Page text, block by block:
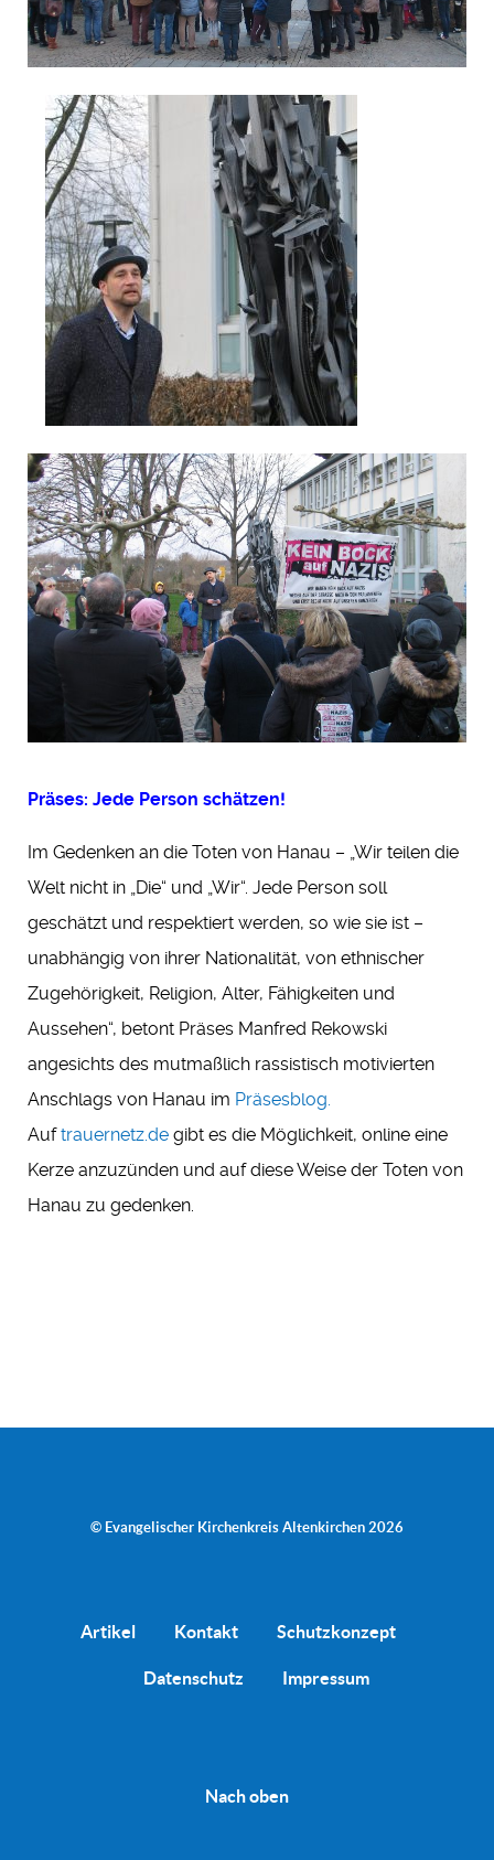
Präses: Jede Person schätzen!
Im Gedenken an die Toten von Hanau – „Wir teilen die
Welt nicht in „Die“ und „Wir“. Jede Person soll
geschätzt und respektiert werden, so wie sie ist –
unabhängig von ihrer Nationalität, von ethnischer
Zugehörigkeit, Religion, Alter, Fähigkeiten und
Aussehen“, betont Präses Manfred Rekowski
angesichts des mutmaßlich rassistisch motivierten
Anschlags von Hanau im Präsesblog.
Auftrauernetz.de gibt es die Möglichkeit, online eine
Kerze anzuzünden und auf diese Weise der Toten von
Hanau zu gedenken.
© Evangelischer Kirchenkreis Altenkirchen 2026
Artikel Kontakt Schutzkonzept
Datenschutz Impressum
Nach oben